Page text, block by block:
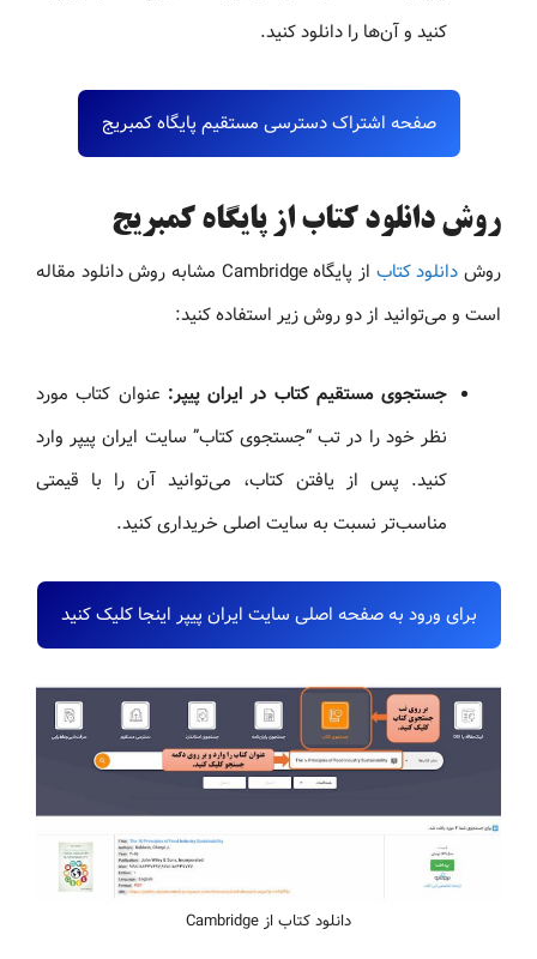
کنید و آن‌ها را دانلود کنید.
صفحه اشتراک دسترسی مستقیم پایگاه کمبریج
روش دانلود کتاب از پایگاه کمبریج
روش دانلود کتاب
از پایگاه Cambridge مشابه روش دانلود مقاله
است و می‌توانید از دو روش زیر استفاده کنید:
جستجوی مستقیم کتاب در ایران پیپر: عنوان کتاب مورد
نظر خود را در تب “جستجوی کتاب” سایت ایران پیپر وارد
کنید. پس از یافتن کتاب، می‌توانید آن را با قیمتی
مناسب‌تر نسبت به سایت اصلی خریداری کنید.
برای ورود به صفحه اصلی سایت ایران پیپر اینجا کلیک کنید
دانلود کتاب از Cambridge